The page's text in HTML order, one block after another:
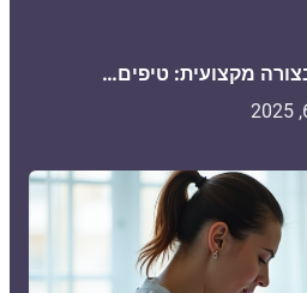
מקצועית: טיפים…